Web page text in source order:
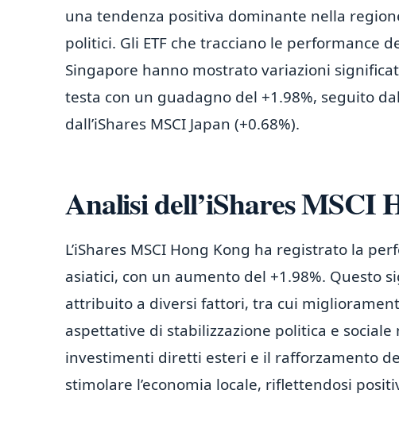
una tendenza positiva dominante nella
politici. Gli ETF che tracciano le performance
Singapore hanno mostrato variazioni
testa con un guadagno del +1.98%, seguito
dall’iShares MSCI Japan (+0.68%).
Analisi dell’iShares MSCI
L’iShares MSCI Hong Kong ha registrato la
asiatici, con un aumento del +1.98%. Questo
attribuito a diversi fattori, tra cui
aspettative di stabilizzazione politica e
investimenti diretti esteri e il rafforzamento
stimolare l’economia locale, riflettendosi